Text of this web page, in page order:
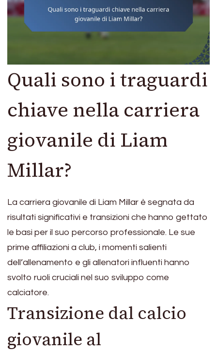
Quali sono i traguardi
chiave nella carriera
giovanile di Liam
Millar?
La carriera giovanile di Liam Millar è segnata da
risultati significativi e transizioni che hanno gettato
le basi per il suo percorso professionale. Le sue
prime affiliazioni a club, i momenti salienti
dell’allenamento e gli allenatori influenti hanno
svolto ruoli cruciali nel suo sviluppo come
calciatore.
Transizione dal calcio
giovanile al